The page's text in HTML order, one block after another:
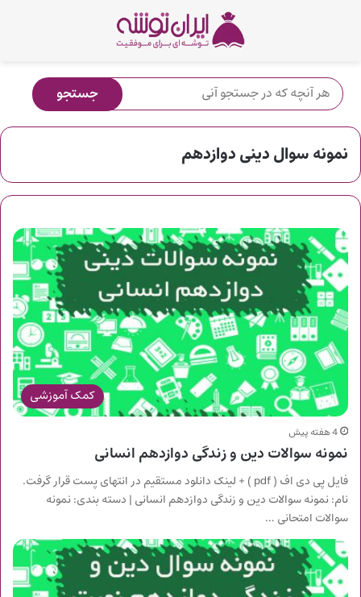
نمونه سوال دینی دوازدهم
کمک آموزشی
4 هفته پیش
نمونه سوالات دین و زندگی دوازدهم انسانی
فایل پی دی اف ( pdf ) + لینک دانلود مستقیم در انتهای پست قرار گرفت.
نام: نمونه سوالات دین و زندگی دوازدهم انسانی | دسته بندی: نمونه
سوالات امتحانی …